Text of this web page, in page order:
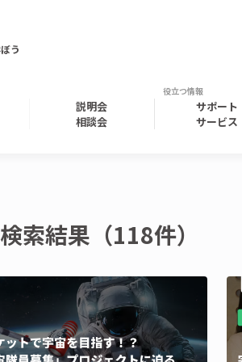
う
説明会
相談会
サポート
サービス
索結果（118件）